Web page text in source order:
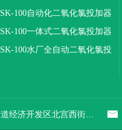
SK-100自动化二氧化氯投加器
装置
SK-100一体式二氧化氯投加器
报价
SK-100水厂全自动二氧化氯投